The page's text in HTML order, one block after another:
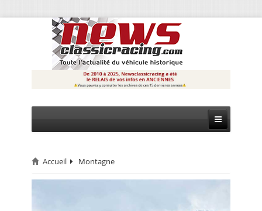
CIRCUIT
Accueil Montagne